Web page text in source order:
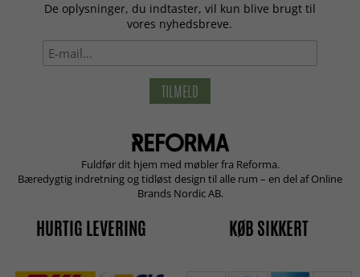
De oplysninger, du indtaster, vil kun blive brugt til
vores nyhedsbreve.
TILMELD
Fuldfør dit hjem med møbler fra Reforma.
Bæredygtig indretning og tidløst design til alle rum – en del af Online
Brands Nordic AB.
HURTIG LEVERING KØB SIKKERT